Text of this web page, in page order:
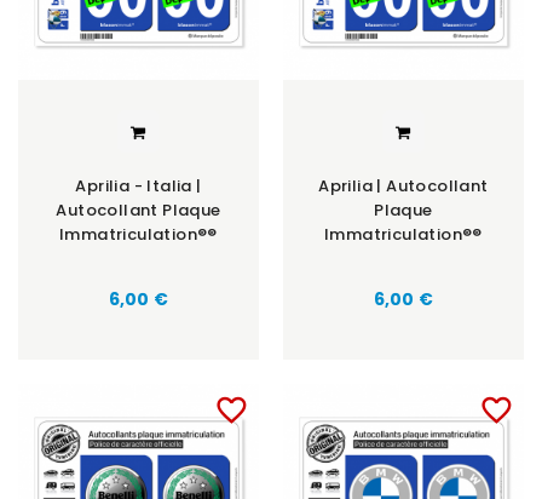
Aprilia - Italia |
Autocollant Plaque
Immatriculation®®
6,00 €
Aprilia | Autocollant
Plaque
Immatriculation®®
6,00 €
favorite_border favorite_border